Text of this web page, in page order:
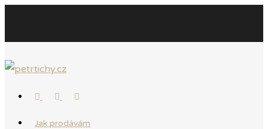
Jak prodávám